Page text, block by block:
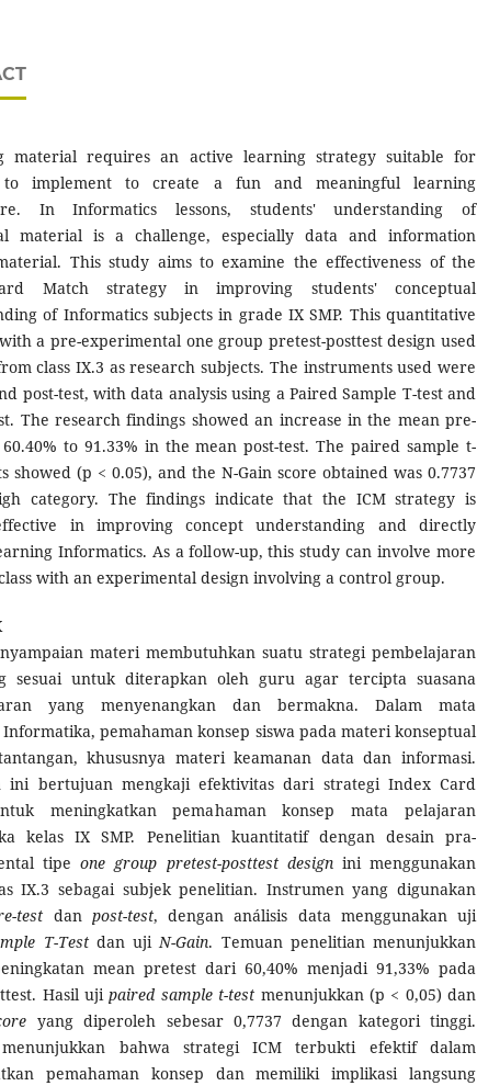
material requires an active learning strategy suitable for
to implement to create a fun and meaningful learning
In Informatics lessons, students' understanding of
material is a challenge, especially data and information
This study aims to examine the effectiveness of the
Match strategy in improving students' conceptual
of Informatics subjects in grade IX SMP. This quantitative
a pre-experimental one group pretest-posttest design used
class IX.3 as research subjects. The instruments used were
post-test, with data analysis using a Paired Sample T-test and
The research findings showed an increase in the mean pre-
to 91.33% in the mean post-test. The paired sample t-
showed (p < 0.05), and the N-Gain score obtained was 0.7737
category. The findings indicate that the ICM strategy is
in improving concept understanding and directly
Informatics. As a follow-up, this study can involve more
with an experimental design involving a control group.
materi membutuhkan suatu strategi pembelajaran
sesuai untuk diterapkan oleh guru agar tercipta suasana
yang menyenangkan dan bermakna. Dalam mata
pemahaman konsep siswa pada materi konseptual
khususnya materi keamanan data dan informasi.
ini bertujuan mengkaji efektivitas dari strategi Index Card
meningkatkan pemahaman konsep mata pelajaran
kelas IX SMP. Penelitian kuantitatif dengan desain pra-
tipeone group pretest-posttest designini menggunakan
IX.3 sebagai subjek penelitian. Instrumen yang digunakan
test dan post-test, dengan análisis data menggunakan uji
T-Test dan ujiN-Gain. Temuan penelitian menunjukkan
mean pretest dari 60,40% menjadi 91,33% pada
Hasil ujipaired sample t-test menunjukkan (p < 0,05) dan
yang diperoleh sebesar 0,7737 dengan kategori tinggi.
bahwa strategi ICM terbukti efektif dalam
pemahaman konsep dan memiliki implikasi langsung